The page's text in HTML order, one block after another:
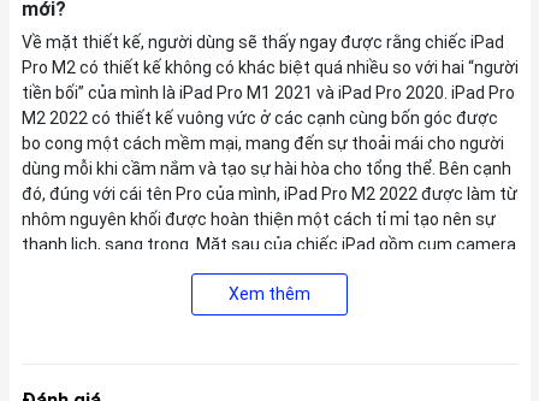
mới?
Về mặt thiết kế, người dùng sẽ thấy ngay được rằng chiếc iPad
Pro M2 có thiết kế không có khác biệt quá nhiều so với hai “người
tiền bối” của mình là iPad Pro M1 2021 và iPad Pro 2020. iPad Pro
M2 2022 có thiết kế vuông vức ở các cạnh cùng bốn góc được
bo cong một cách mềm mại, mang đến sự thoải mái cho người
dùng mỗi khi cầm nắm và tạo sự hài hòa cho tổng thể. Bên cạnh
đó, đúng với cái tên Pro của mình, iPad Pro M2 2022 được làm từ
nhôm nguyên khối được hoàn thiện một cách tỉ mỉ tạo nên sự
thanh lịch, sang trọng. Mặt sau của chiếc iPad gồm cụm camera
sau hình vuông (2 ống kính và LiDAR). Ngoài ra bên thân máy còn
có vị trí hít nam châm Apple Pencil cũng như có Smart
Connector để giúp iPad Pro M2 có thể sử dụng với bàn phím
Xem thêm